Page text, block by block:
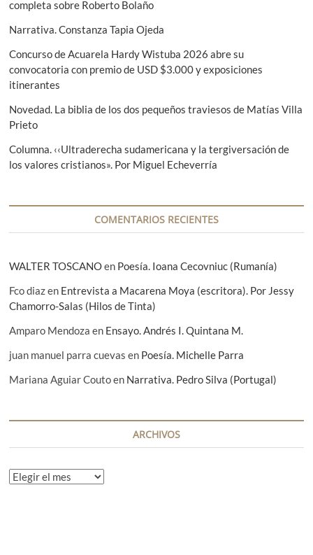
e
e
n
t
r
a
d
a
e
completa sobre Roberto Bolaño
Narrativa. Constanza Tapia Ojeda
Concurso de Acuarela Hardy Wistuba 2026 abre su
convocatoria con premio de USD $3.000 y exposiciones
itinerantes
Novedad. La biblia de los dos pequeños traviesos de Matías Villa
Prieto
Columna. ‹‹Ultraderecha sudamericana y la tergiversación de
los valores cristianos». Por Miguel Echeverría
COMENTARIOS RECIENTES
WALTER TOSCANOen Poesía. Ioana Cecovniuc (Rumanía)
Fco diazen Entrevista a Macarena Moya (escritora). Por Jessy
Chamorro-Salas (Hilos de Tinta)
Amparo Mendoza en Ensayo. Andrés I. Quintana M.
juan manuel parra cuevas en Poesía. Michelle Parra
Mariana Aguiar Coutoen Narrativa. Pedro Silva (Portugal)
ARCHIVOS
A